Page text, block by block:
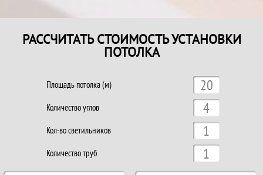
РАССЧИТАТЬ СТОИМОСТЬ УСТАНОВКИ
ПОТОЛКА
Площадь потолка (м)
Количество углов
Кол-во светильников
Количество труб